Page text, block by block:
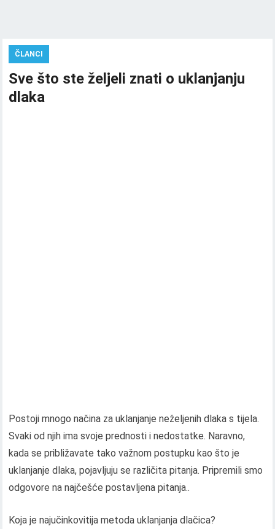
ČLANCI
Sve što ste željeli znati o uklanjanju
dlaka
Postoji mnogo načina za uklanjanje neželjenih dlaka s tijela.
Svaki od njih ima svoje prednosti i nedostatke. Naravno,
kada se približavate tako važnom postupku kao što je
uklanjanje dlaka, pojavljuju se različita pitanja. Pripremili smo
odgovore na najčešće postavljena pitanja..
Koja je najučinkovitija metoda uklanjanja dlačica?